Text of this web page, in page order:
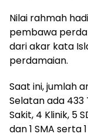
Nilai rahmah
pembawa
dari akar kata
perdamaian.
Saat ini, jumlah
Selatan ada 433
Sakit, 4 Klinik, 5
dan 1 SMA serta